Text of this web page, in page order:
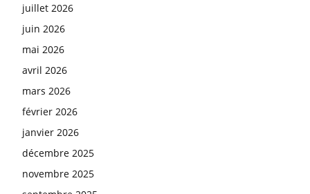
juillet 2026
juin 2026
mai 2026
avril 2026
mars 2026
février 2026
janvier 2026
décembre 2025
novembre 2025